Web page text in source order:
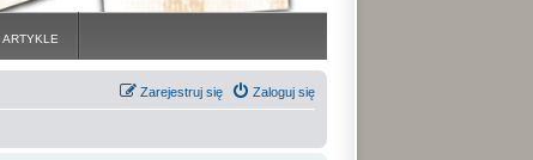
ARTYKLE
Zaloguj się
Zarejestruj się